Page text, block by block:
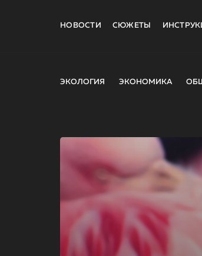
НОВОСТИ СЮЖЕТЫ
ЭКОЛОГИЯ ЭКОНОМИКА